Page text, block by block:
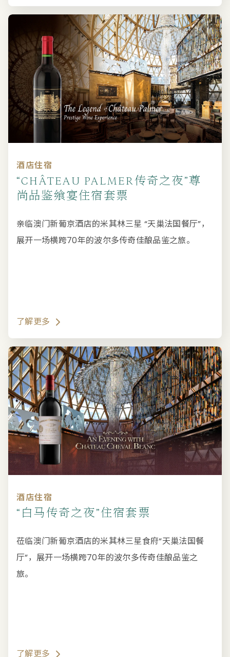
酒店住宿
“CHÂTEAU PALMER传奇之夜”尊
尚品鉴飨宴住宿套票
亲临澳门新葡京酒店的米其林三星 “天巢法国餐厅”，
展开一场横跨70年的波尔多传奇佳酿品鉴之旅。
了解更多
酒店住宿
“白马传奇之夜”住宿套票
莅临澳门新葡京酒店的米其林三星食府“天巢法国餐
厅”，展开一场横跨70年的波尔多传奇佳酿品鉴之
旅。
了解更多